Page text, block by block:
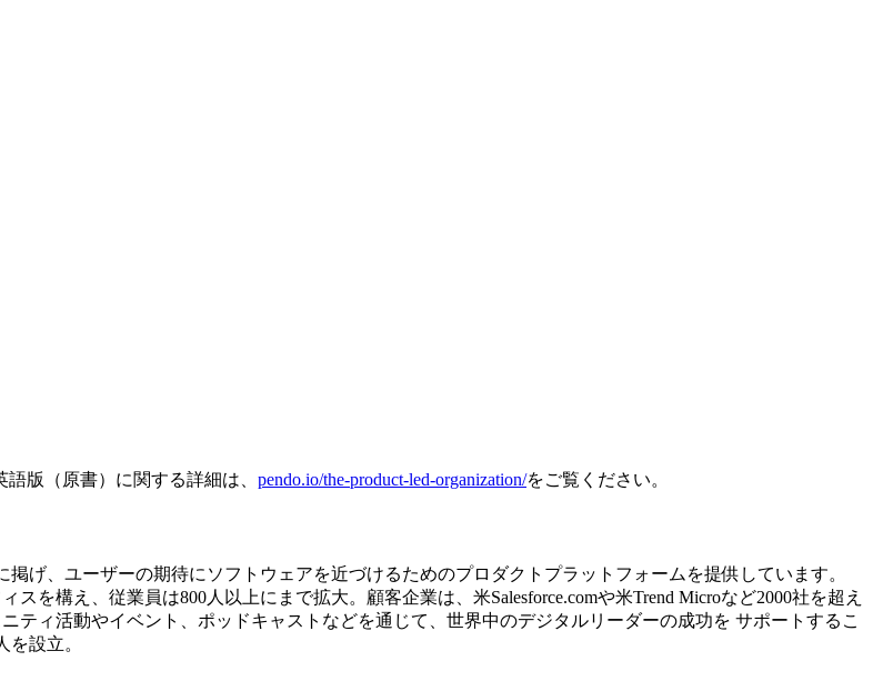
版（原書）に関する詳細は、 pendo.io/the-product-led-organization/をご覧ください。
げ、ユーザーの期待にソフトウェアを近づけるためのプロダクトプラットフォームを提供しています。
を構え、従業員は800人以上にまで拡大。顧客企業は、米Salesforce.comや米Trend Microなど2000社を超え
ティ活動やイベント、ポッドキャストなどを通じて、世界中のデジタルリーダーの成功を サポートするこ
を設立。